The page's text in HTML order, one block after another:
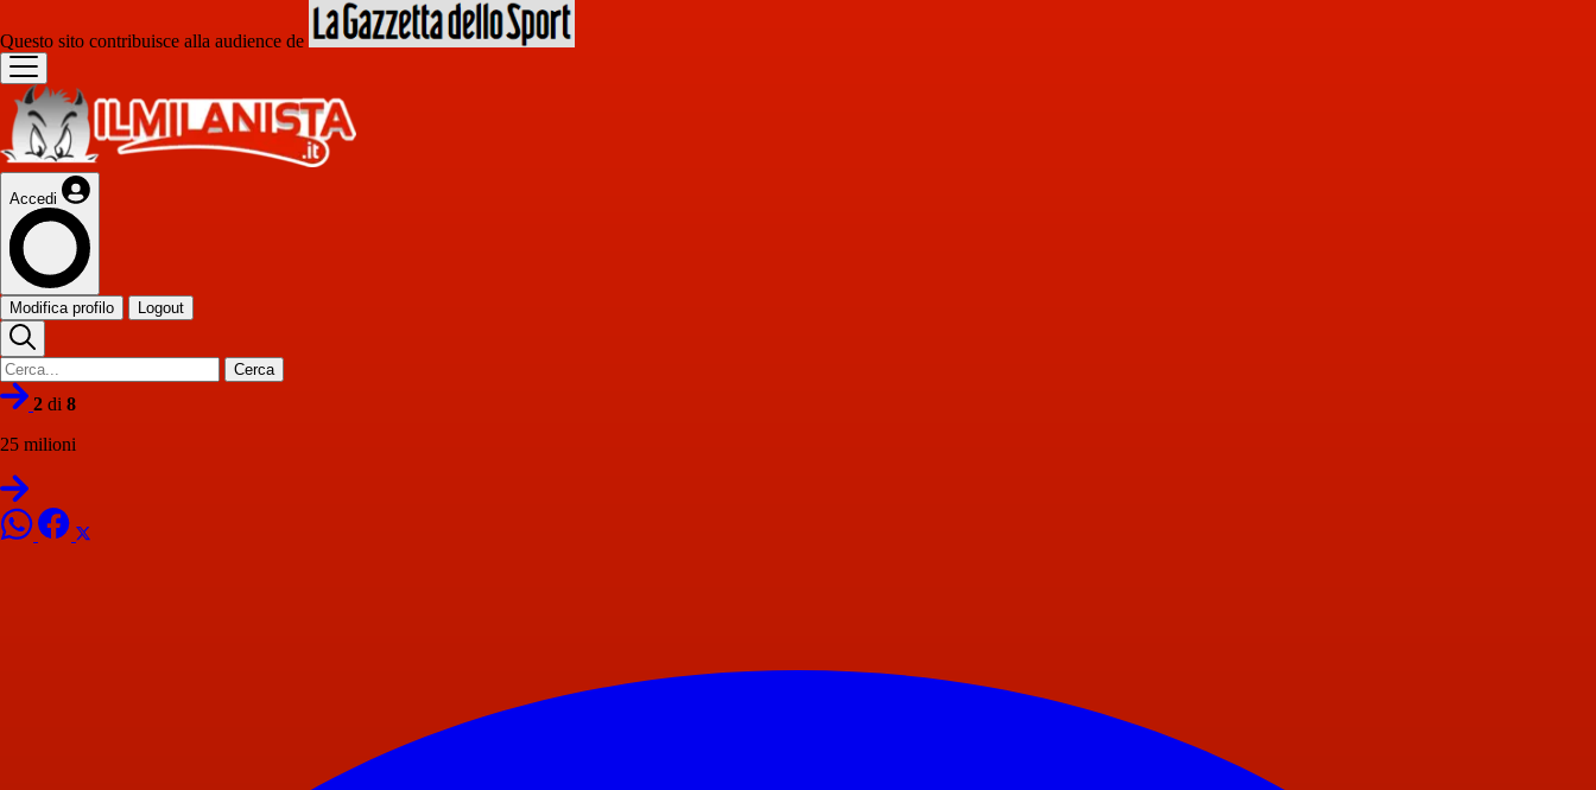
Questo sito contribuisce alla audience de
Accedi
Modifica profilo Logout
Cerca
2 di 8
25 milioni